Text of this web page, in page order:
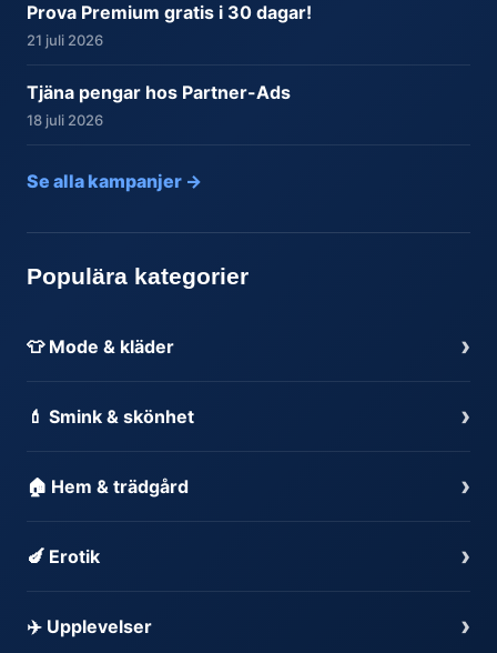
Prova Premium gratis i 30 dagar!
21 juli 2026
Tjäna pengar hos Partner-Ads
18 juli 2026
Se alla kampanjer →
Populära kategorier
👕 Mode & kläder ›
💄 Smink & skönhet ›
🏠 Hem & trädgård ›
🍆 Erotik ›
✈️ Upplevelser ›